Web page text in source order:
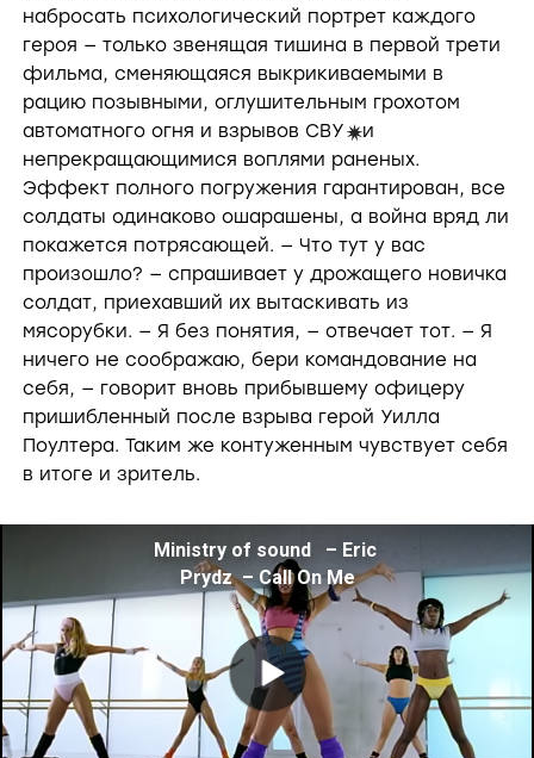
V
i
d
e
o
набросать психологический портрет каждого
героя — только звенящая тишина в первой трети
фильма, сменяющаяся выкрикиваемыми в
рацию позывными, оглушительным грохотом
автоматного огня и взрывов СВУi
и
непрекращающимися воплями раненых.
Эффект полного погружения гарантирован, все
солдаты одинаково ошарашены, а война вряд ли
покажется потрясающей. — Что тут у вас
произошло? — спрашивает у дрожащего новичка
солдат, приехавший их вытаскивать из
мясорубки. — Я без понятия, — отвечает тот. — Я
ничего не соображаю, бери командование на
себя, — говорит вновь прибывшему офицеру
пришибленный после взрыва герой Уилла
Поултера. Таким же контуженным чувствует себя
в итоге и зритель.
P
Ministry of sound   – Eric
Prydz  – Call On Me